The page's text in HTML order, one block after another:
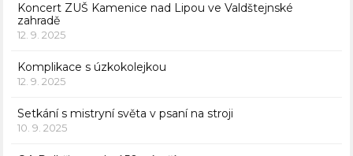
Koncert ZUŠ Kamenice nad Lipou ve Valdštejnské
zahradě
12. 9. 2025
Komplikace s úzkokolejkou
12. 9. 2025
Setkání s mistryní světa v psaní na stroji
10. 9. 2025